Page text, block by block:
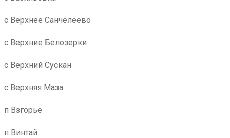
с Верхнее Санчелеево
с Верхние Белозерки
с Верхний Сускан
с Верхняя Маза
п Взгорье
п Винтай